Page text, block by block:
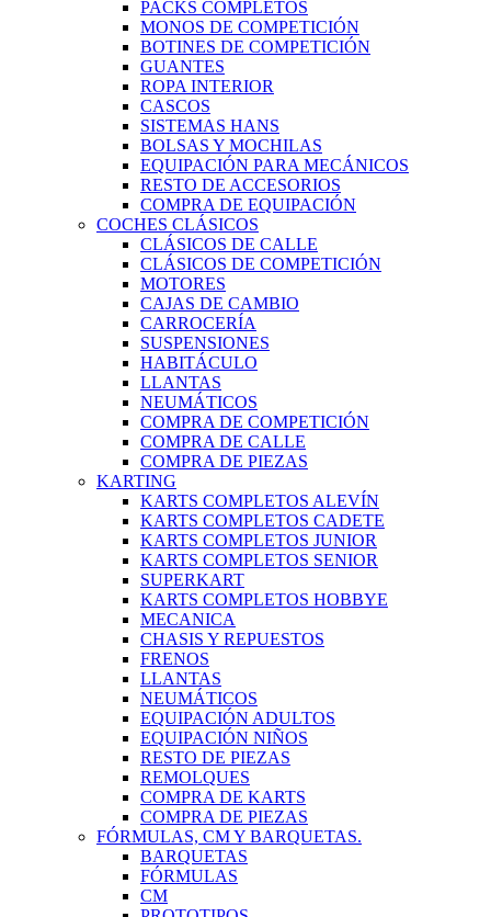
PACKS COMPLETOS
MONOS DE COMPETICIÓN
BOTINES DE COMPETICIÓN
GUANTES
ROPA INTERIOR
CASCOS
SISTEMAS HANS
BOLSAS Y MOCHILAS
EQUIPACIÓN PARA MECÁNICOS
RESTO DE ACCESORIOS
COMPRA DE EQUIPACIÓN
COCHES CLÁSICOS
CLÁSICOS DE CALLE
CLÁSICOS DE COMPETICIÓN
MOTORES
CAJAS DE CAMBIO
CARROCERÍA
SUSPENSIONES
HABITÁCULO
LLANTAS
NEUMÁTICOS
COMPRA DE COMPETICIÓN
COMPRA DE CALLE
COMPRA DE PIEZAS
KARTING
KARTS COMPLETOS ALEVÍN
KARTS COMPLETOS CADETE
KARTS COMPLETOS JUNIOR
KARTS COMPLETOS SENIOR
SUPERKART
KARTS COMPLETOS HOBBYE
MECANICA
CHASIS Y REPUESTOS
FRENOS
LLANTAS
NEUMÁTICOS
EQUIPACIÓN ADULTOS
EQUIPACIÓN NIÑOS
RESTO DE PIEZAS
REMOLQUES
COMPRA DE KARTS
COMPRA DE PIEZAS
FÓRMULAS, CM Y BARQUETAS.
BARQUETAS
FÓRMULAS
CM